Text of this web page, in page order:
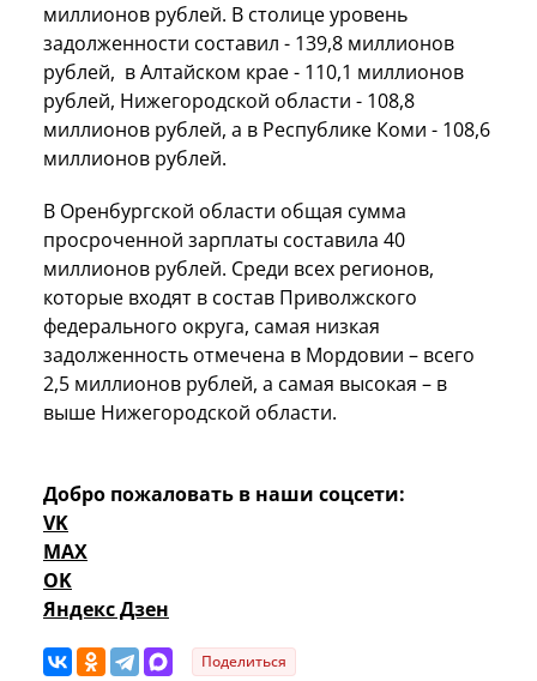
миллионов рублей. В столице уровень
задолженности составил - 139,8 миллионов
рублей, в Алтайском крае - 110,1 миллионов
рублей, Нижегородской области - 108,8
миллионов рублей, а в Республике Коми - 108,6
миллионов рублей.
В Оренбургской области общая сумма
просроченной зарплаты составила 40
миллионов рублей. Среди всех регионов,
которые входят в состав Приволжского
федерального округа, самая низкая
задолженность отмечена в Мордовии – всего
2,5 миллионов рублей, а самая высокая – в
выше Нижегородской области.
Добро пожаловать в наши соцсети:
VK
MAX
OK
Яндекс Дзен
Поделиться